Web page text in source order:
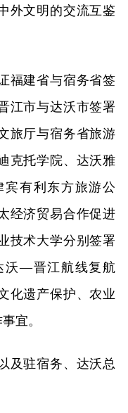
外文明的交流互鉴
建省与宿务省签
江市与达沃市签署
旅厅与宿务省旅游
克托学院、达沃雅
有利东方旅游公
经济贸易合作促进
技术大学分别签署
沃—晋江航线复航
化遗产保护、农业
宜。
驻宿务、达沃总